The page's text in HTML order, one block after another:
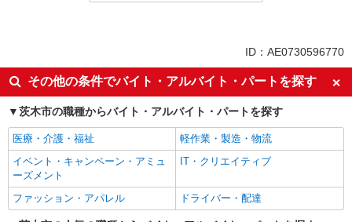
入社日応相談
未経験歓迎
経験者・有資格者歓迎
新卒・第二新卒歓迎
女性活躍中
主婦・主夫歓迎
フリーター歓迎
学歴不問
ブランクOK
ミドル（40代～）活躍中
エルダー（50代～）活躍中
シニア（60代～）活躍中
高収入・高額
ボーナス・賞与あり
ID：AE0730596770
その他の条件でバイト・アルバイト・パートを探す
茨木市の職種からバイト・アルバイト・パートを探す
医療・介護・福祉
軽作業・製造・物流
イベント・キャンペーン・アミュ
ーズメント
IT・クリエイティブ
ファッション・アパレル ドライバー・配達